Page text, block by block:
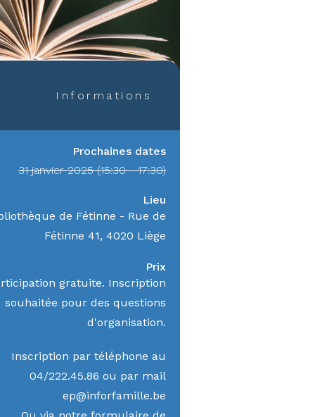
Informations
Prochaines dates
31 janvier 2025 (15:30 - 17:30)
Lieu
de Fétinne - Rue de
Fétinne 41, 4020 Liège
Prix
gratuite. Inscription
souhaitée pour des questions
d'organisation.
Inscription par téléphone au
04/222.45.86 ou par mail
ep@inforfamille.be